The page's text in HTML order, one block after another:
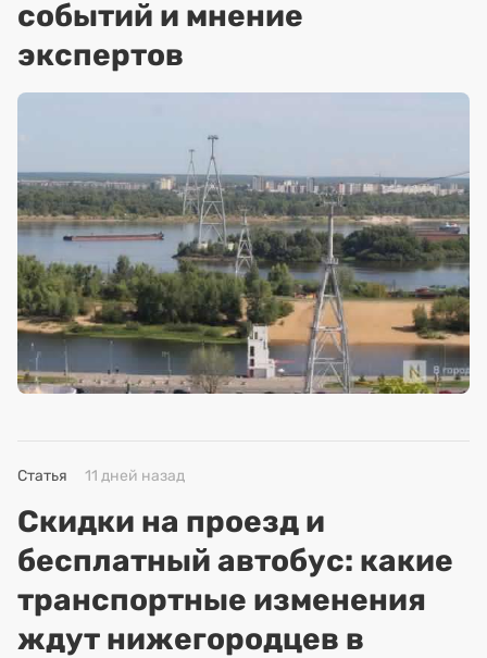
событий и мнение
экспертов
Статья 11 дней назад
Скидки на проезд и
бесплатный автобус: какие
транспортные изменения
ждут нижегородцев в